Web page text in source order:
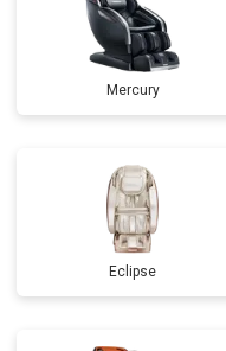
Mercury
Eclipse